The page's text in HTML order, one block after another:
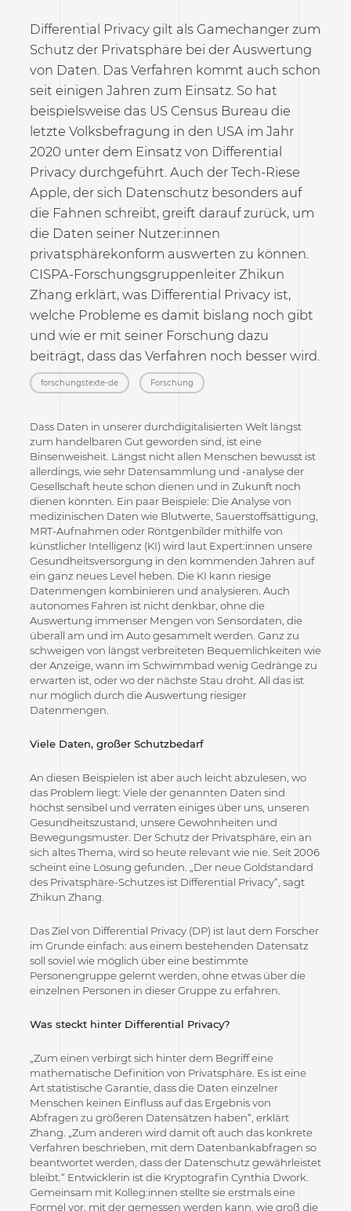
Differential Privacy gilt als Gamechanger zum
Schutz der Privatsphäre bei der Auswertung
von Daten. Das Verfahren kommt auch schon
seit einigen Jahren zum Einsatz. So hat
beispielsweise das US Census Bureau die
letzte Volksbefragung in den USA im Jahr
2020 unter dem Einsatz von Differential
Privacy durchgeführt. Auch der Tech-Riese
Apple, der sich Datenschutz besonders auf
die Fahnen schreibt, greift darauf zurück, um
die Daten seiner Nutzer:innen
privatsphärekonform auswerten zu können.
CISPA-Forschungsgruppenleiter Zhikun
Zhang erklärt, was Differential Privacy ist,
welche Probleme es damit bislang noch gibt
und wie er mit seiner Forschung dazu
beiträgt, dass das Verfahren noch besser wird.
forschungstexte-de Forschung
Dass Daten in unserer durchdigitalisierten Welt längst
zum handelbaren Gut geworden sind, ist eine
Binsenweisheit. Längst nicht allen Menschen bewusst ist
allerdings, wie sehr Datensammlung und -analyse der
Gesellschaft heute schon dienen und in Zukunft noch
dienen könnten. Ein paar Beispiele: Die Analyse von
medizinischen Daten wie Blutwerte, Sauerstoffsättigung,
MRT-Aufnahmen oder Röntgenbilder mithilfe von
künstlicher Intelligenz (KI) wird laut Expert:innen unsere
Gesundheitsversorgung in den kommenden Jahren auf
ein ganz neues Level heben. Die KI kann riesige
Datenmengen kombinieren und analysieren. Auch
autonomes Fahren ist nicht denkbar, ohne die
Auswertung immenser Mengen von Sensordaten, die
überall am und im Auto gesammelt werden. Ganz zu
schweigen von längst verbreiteten Bequemlichkeiten wie
der Anzeige, wann im Schwimmbad wenig Gedränge zu
erwarten ist, oder wo der nächste Stau droht. All das ist
nur möglich durch die Auswertung riesiger
Datenmengen.
Viele Daten, großer Schutzbedarf
An diesen Beispielen ist aber auch leicht abzulesen, wo
das Problem liegt: Viele der genannten Daten sind
höchst sensibel und verraten einiges über uns, unseren
Gesundheitszustand, unsere Gewohnheiten und
Bewegungsmuster. Der Schutz der Privatsphäre, ein an
sich altes Thema, wird so heute relevant wie nie. Seit 2006
scheint eine Lösung gefunden. „Der neue Goldstandard
des Privatsphäre-Schutzes ist Differential Privacy“, sagt
Zhikun Zhang.
Das Ziel von Differential Privacy (DP) ist laut dem Forscher
im Grunde einfach: aus einem bestehenden Datensatz
soll soviel wie möglich über eine bestimmte
Personengruppe gelernt werden, ohne etwas über die
einzelnen Personen in dieser Gruppe zu erfahren.
Was steckt hinter Differential Privacy?
„Zum einen verbirgt sich hinter dem Begriff eine
mathematische Definition von Privatsphäre. Es ist eine
Art statistische Garantie, dass die Daten einzelner
Menschen keinen Einfluss auf das Ergebnis von
Abfragen zu größeren Datensätzen haben“, erklärt
Zhang. „Zum anderen wird damit oft auch das konkrete
Verfahren beschrieben, mit dem Datenbankabfragen so
beantwortet werden, dass der Datenschutz gewährleistet
bleibt.“ Entwicklerin ist die Kryptografin Cynthia Dwork.
Gemeinsam mit Kolleg:innen stellte sie erstmals eine
Formel vor, mit der gemessen werden kann, wie groß die